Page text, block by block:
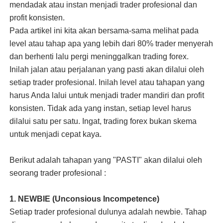
mendadak atau instan menjadi trader profesional dan
profit konsisten.
Pada artikel ini kita akan bersama-sama melihat pada
level atau tahap apa yang lebih dari 80% trader menyerah
dan berhenti lalu pergi meninggalkan trading forex.
Inilah jalan atau perjalanan yang pasti akan dilalui oleh
setiap trader profesional. Inilah level atau tahapan yang
harus Anda lalui untuk menjadi trader mandiri dan profit
konsisten. Tidak ada yang instan, setiap level harus
dilalui satu per satu. Ingat, trading forex bukan skema
untuk menjadi cepat kaya.
Berikut adalah tahapan yang "PASTI" akan dilalui oleh
seorang trader profesional :
1. NEWBIE (Unconsious Incompetence)
Setiap trader profesional dulunya adalah newbie. Tahap